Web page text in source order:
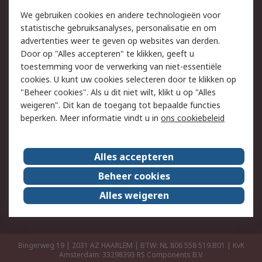
Track & Trace
Wettelijk
Cookiebeleid
Email veiligheid
Privacybeleid
Websitevoorwaarden
Algemene
verkoopvoorwaarden
Over RS
RS Group
Over ons
RS wereldwijd
Werken bij RS
ESG
Bingerweg 19 | 2031 AZ HAARLEM | BTW: NL 806 558 519.B01 | KvK
Amsterdam: 33298393 RS Components B.V.
We gebruiken cookies en andere technologieën voor
statistische gebruiksanalyses, personalisatie en om
advertenties weer te geven op websites van derden.
Door op "Alles accepteren" te klikken, geeft u
toestemming voor de verwerking van niet-essentiële
cookies. U kunt uw cookies selecteren door te klikken op
"Beheer cookies". Als u dit niet wilt, klikt u op "Alles
weigeren". Dit kan de toegang tot bepaalde functies
beperken. Meer informatie vindt u in ons cookiebeleid
Alles accepteren
Beheer cookies
Alles weigeren